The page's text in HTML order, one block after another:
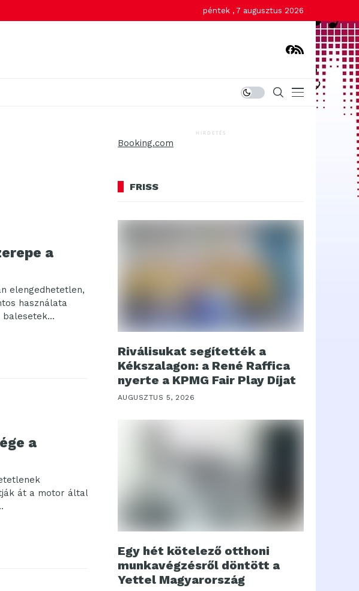
péntek , 7 augusztus 2026
a
elengedhetetlen,
használata
a
át a motor által
HIRDETÉS
Booking.com
FRISS
Riválisukat segítették a
Kékszalagon: a René Raffica
nyerte a KPMG Fair Play Díjat
AUGUSZTUS 5, 2026
Egy hét kötelező otthoni
munkavégzésről döntött a
Yettel Magyarország